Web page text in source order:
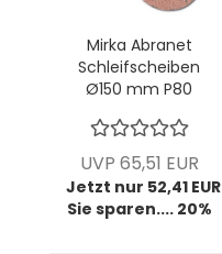
Mirka Abranet
Schleifscheiben
Ø150 mm P80
Stck/Pck
UVP 65,51 EUR
Jetzt nur 52,41 EUR
Sie sparen.... 20%